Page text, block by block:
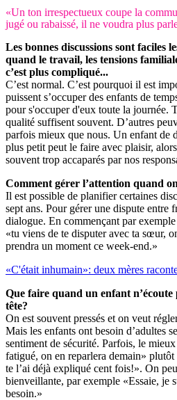
«Un ton irrespectueux coupe la
jugé ou rabaissé, il ne voudra plus
Les bonnes discussions sont faciles
quand le travail, les tensions
c’est plus compliqué...
C’est normal. C’est pourquoi il est
puissent s’occuper des enfants de
pour s'occuper d'eux toute la journée.
qualité suffisent souvent. D’autres
parfois mieux que nous. Un enfant de
plus petit peut le faire avec plaisir,
souvent trop accaparés par nos
Comment gérer l’attention quand
Il est possible de planifier certaines
sept ans. Pour gérer une dispute entre
dialogue. En commençant par
«tu viens de te disputer avec ta sœur,
prendra un moment ce week-end.»
«C'était inhumain»: deux mères
Que faire quand un enfant n’écoute
tête?
On est souvent pressés et on veut
Mais les enfants ont besoin d’adultes
sentiment de sécurité. Parfois, le
fatigué, on en reparlera demain» plutôt
te l’ai déjà expliqué cent fois!». On
bienveillante, par exemple «Essaie, je
besoin.»